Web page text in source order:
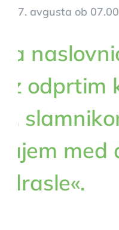
7. avgusta ob 07.00